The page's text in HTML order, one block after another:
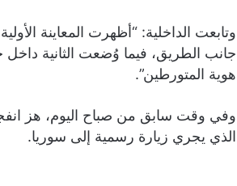
وتابعت الداخلية: “أظهرت المعاينة
جانب الطريق، فيما وُضعت الثانية داخل
هوية المتورطين”.
وفي وقت سابق من صباح اليوم، هز
الذي يجري زيارة رسمية إلى سوريا.